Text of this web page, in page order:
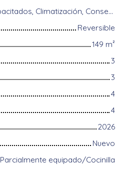
Acceso para discapacitados, Climatización, Conserje, Digicode, Equipos domóticos, Fibra óptica, Guardián, Almacenamiento de bicicletas, Portón motorizado, Puerta blindada, Sistema de alarma, Videófono
Reversible
149 m²
3
3
4
4
2026
Nuevo
Parcialmente equipado/Cocinilla